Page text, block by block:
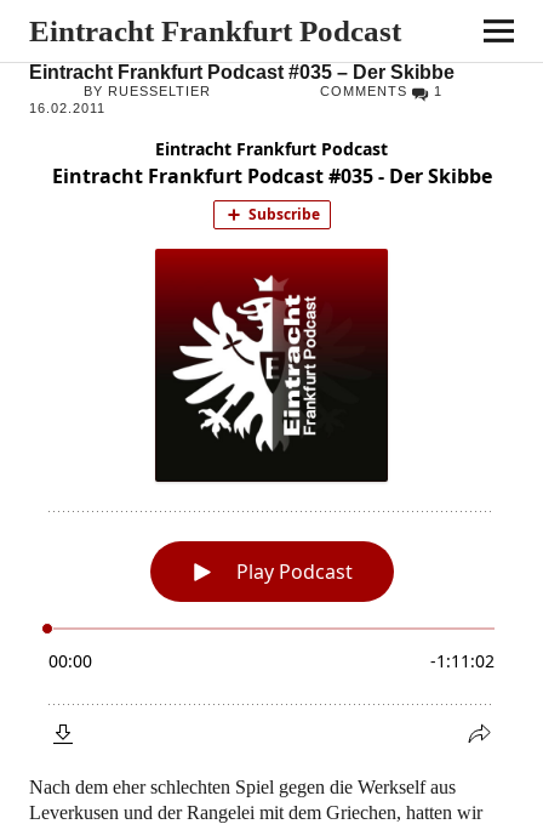
Eintracht Frankfurt Podcast
Eintracht Frankfurt Podcast #035 – Der Skibbe
BY RUESSELTIER
16.02.2011
COMMENTS 1
Nach dem eher schlechten Spiel gegen die Werkself aus
Leverkusen und der Rangelei mit dem Griechen, hatten wir